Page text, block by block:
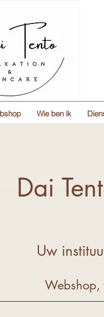
Wie ben ik
Dai
Uw
Webshop,